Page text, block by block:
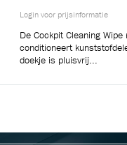
Login voor prijsinformatie
De Cockpit Cleaning
conditioneert
doekje is pluisvrij...
Ontvang vakgerelateerde